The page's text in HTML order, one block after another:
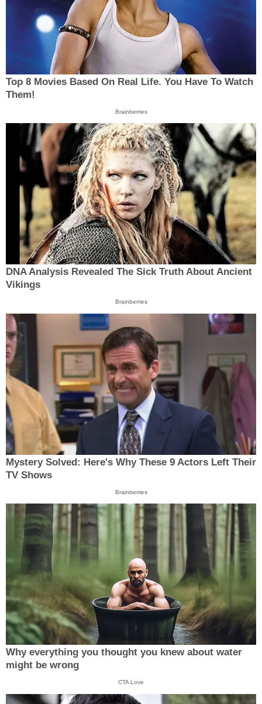
Top 8 Movies Based On Real Life. You Have To Watch
Them!
Brainberries
DNA Analysis Revealed The Sick Truth About Ancient
Vikings
Brainberries
Mystery Solved: Here's Why These 9 Actors Left Their
TV Shows
Brainberries
Why everything you thought you knew about water
might be wrong
CTA Love